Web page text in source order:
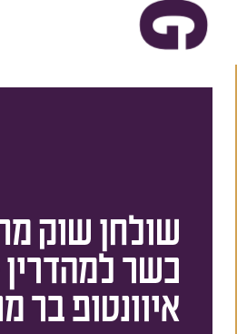
שולחן שוק
כשר
איוונטופ בר